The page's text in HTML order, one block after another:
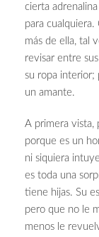
cierta
para
más de ella, tal
revisar entre
su ropa interior;
un amante.
A primera vista,
porque es un
ni siquiera
es toda una
tiene hijas. Su
pero que no le
menos le